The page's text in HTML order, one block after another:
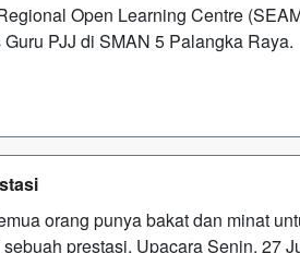
Open Learning Centre
PJJ di SMAN 5 Palangka Raya.
orang punya bakat dan minat
prestasi. Upacara Senin, 27